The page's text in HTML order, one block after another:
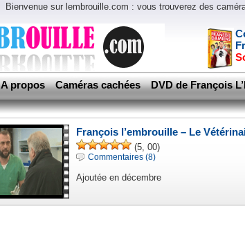
Bienvenue sur lembrouille.com : vous trouverez des
A propos Caméras cachées DVD de François
François l’embrouille – Le
(5, 00)
Commentaires (8)
Ajoutée en décembre